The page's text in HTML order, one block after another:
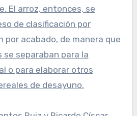
El arroz, entonces, se
de clasificación por
por acabado, de manera que
separaban para la
o para elaborar otros
de desayuno.